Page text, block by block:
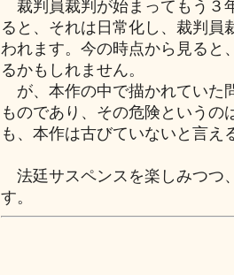
裁判員裁判が始まってもう３
ると、それは日常化し、裁判員
われます。今の時点から見ると
るかもしれません。
が、本作の中で描かれていた
ものであり、その危険という
も、本作は古びていないと言え
法廷サスペンスを楽しみつつ
す。